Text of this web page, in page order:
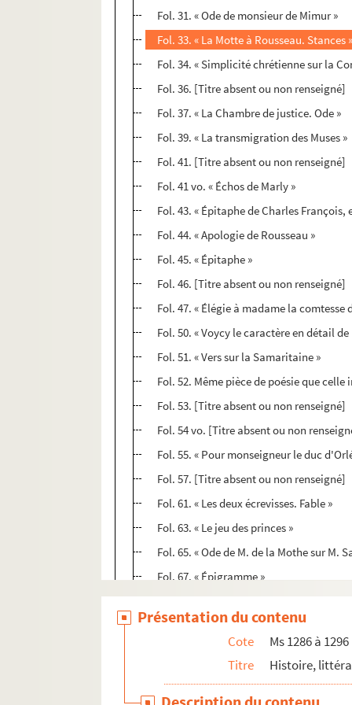
Fol. 31. « Ode de monsieur de Mimur »
Fol. 33. « La Motte à Rousseau. Stances
Fol. 34. « Simplicité chrétienne sur la
Fol. 36. [Titre absent ou non renseigné]
Fol. 37. « La Chambre de justice. Ode »
Fol. 39. « La transmigration des Muses »
Fol. 41. [Titre absent ou non renseigné]
Fol. 41 vo. « Échos de Marly »
Fol. 43. « Épitaphe de Charles François,
Fol. 44. « Apologie de Rousseau »
Fol. 45. « Épitaphe »
Fol. 46. [Titre absent ou non renseigné]
Fol. 47. « Élégie à madame la comtesse
Fol. 50. « Voycy le caractère en détail
Fol. 51. « Vers sur la Samaritaine »
Fol. 52. Même pièce de poésie que celle
Fol. 53. [Titre absent ou non renseigné]
Fol. 54 vo. [Titre absent ou non
Fol. 55. « Pour monseigneur le duc
Fol. 57. [Titre absent ou non renseigné]
Fol. 61. « Les deux écrevisses. Fable »
Fol. 63. « Le jeu des princes »
Fol. 65. « Ode de M. de la Mothe sur M.
Fol. 67. « Épigramme »
Fol. 68. « Lettre du R. P. Cerceau à M.
Fol. 70. « Sur mon délogement de
Fol. 71. « Description de Bourbon, par
Fol. 73. « Description de la Hollande en
Fol. 74. « Pont-neuf »
Présentation du contenu
Cote
Ms 1286 à 1296
Titre
Histoire,